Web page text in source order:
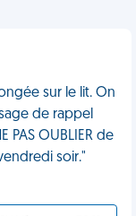
sur le lit. On
de rappel
PAS OUBLIER de
soir."